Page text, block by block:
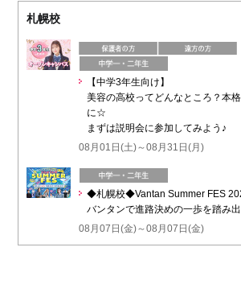
札幌校
【中学3年生向け】
美容の高校ってどんなところ？本
に☆
まずは説明会に参加してみよう♪
08月01日(土)～08月31日(月)
◆札幌校◆Vantan Summer FES
バンタンで進路決めの一歩を踏み
08月07日(金)～08月07日(金)